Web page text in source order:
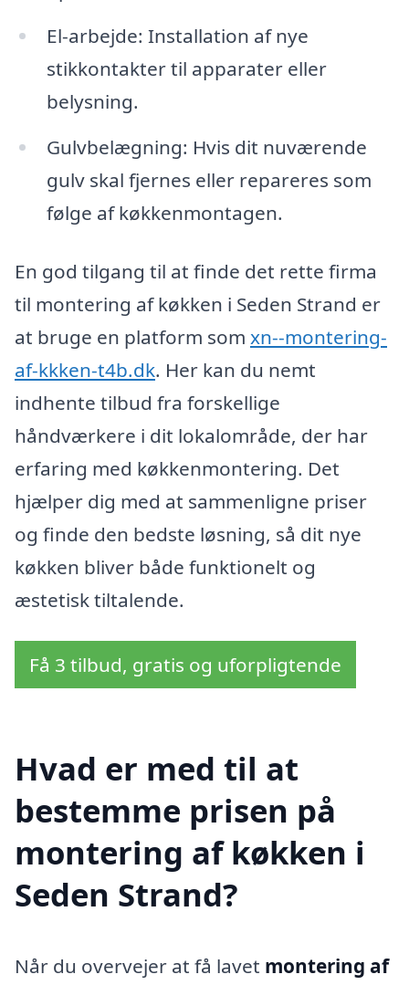
El-arbejde: Installation af nye
stikkontakter til apparater eller
belysning.
Gulvbelægning: Hvis dit nuværende
gulv skal fjernes eller repareres som
følge af køkkenmontagen.
En god tilgang til at finde det rette firma
til montering af køkken i Seden Strand er
at bruge en platform som xn--montering-
af-kkken-t4b.dk. Her kan du nemt
indhente tilbud fra forskellige
håndværkere i dit lokalområde, der har
erfaring med køkkenmontering. Det
hjælper dig med at sammenligne priser
og finde den bedste løsning, så dit nye
køkken bliver både funktionelt og
æstetisk tiltalende.
Få 3 tilbud, gratis og uforpligtende
Hvad er med til at
bestemme prisen på
montering af køkken i
Seden Strand?
Når du overvejer at få lavet montering af